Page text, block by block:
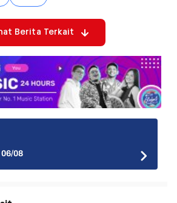
Berita Terkait
08